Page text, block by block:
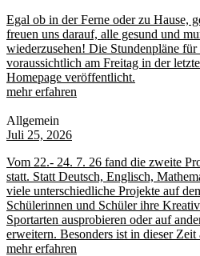
Egal ob in der Ferne oder zu Hause,
freuen uns darauf, alle gesund und
wiederzusehen! Die Stundenpläne
voraussichtlich am Freitag in der
Homepage veröffentlicht.
mehr erfahren
Allgemein
Juli 25, 2026
Vom 22.- 24. 7. 26 fand die zweite
statt. Statt Deutsch, Englisch,
viele unterschiedliche Projekte auf
Schülerinnen und Schüler ihre
Sportarten ausprobieren oder auf
erweitern. Besonders ist in dieser
mehr erfahren